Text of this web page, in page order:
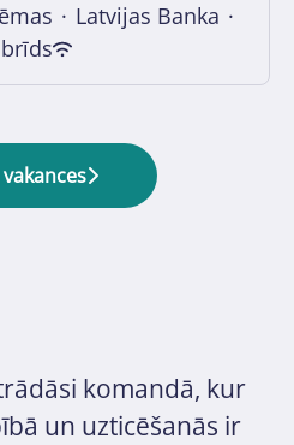
· Latvijas Banka ·
komandā, kur
un uzticēšanās ir